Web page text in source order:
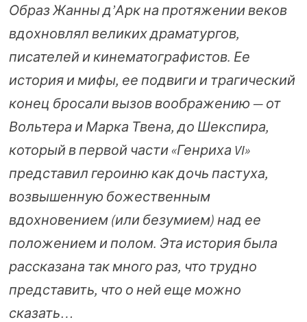
Образ Жанны д’Арк на протяжении веков
вдохновлял великих драматургов,
писателей и кинематографистов. Ее
история и мифы, ее подвиги и трагический
конец бросали вызов воображению — от
Вольтера и Марка Твена, до Шекспира,
который в первой части «Генриха VI»
представил героиню как дочь пастуха,
возвышенную божественным
вдохновением (или безумием) над ее
положением и полом. Эта история была
рассказана так много раз, что трудно
представить, что о ней еще можно
сказать…